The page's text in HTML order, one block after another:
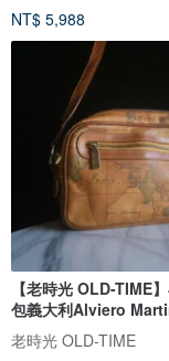
NT$ 5,988
【老時光 OLD-TIME
包義大利Alviero
背包
老時光 OLD-TIME